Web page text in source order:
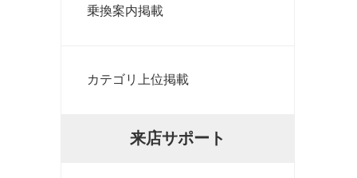
乗換案内掲載
カテゴリ上位掲載
来店サポート